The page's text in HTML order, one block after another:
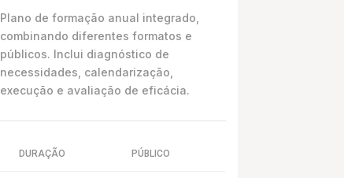
Plano de formação anual integrado,
combinando diferentes formatos e
públicos. Inclui diagnóstico de
necessidades, calendarização,
execução e avaliação de eficácia.
DURAÇÃO PÚBLICO